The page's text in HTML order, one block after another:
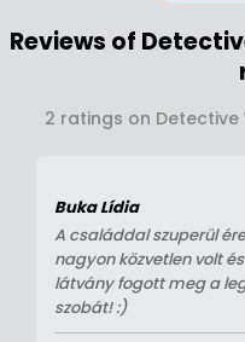
Reviews of
2 ratings on Detective
Buka Lídia
A családdal szuperül
nagyon közvetlen volt
látvány fogott meg a
szobát! :)